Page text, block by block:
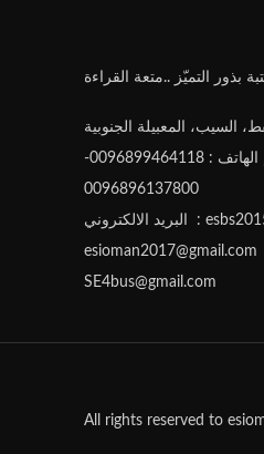
بذور التميّز ..متعة القراءة
السيب، المعبيلة الجنوبية
رقم الهاتف : 0096899464118-
0096896137800
البريد الالكتروني : esbs2015@hotmail.com-
esioman2017@gmail.com
SE4bus@gmail.com
All rights reserved to